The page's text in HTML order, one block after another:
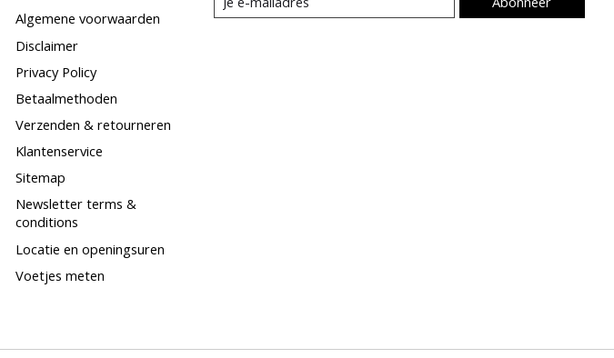
Algemene voorwaarden
Disclaimer
Privacy Policy
Betaalmethoden
Verzenden & retourneren
Klantenservice
Sitemap
Newsletter terms &
conditions
Locatie en openingsuren
Voetjes meten